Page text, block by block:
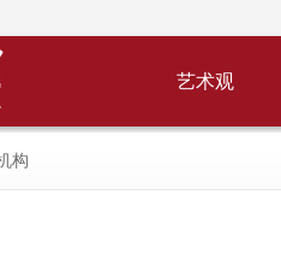
艺术观
构